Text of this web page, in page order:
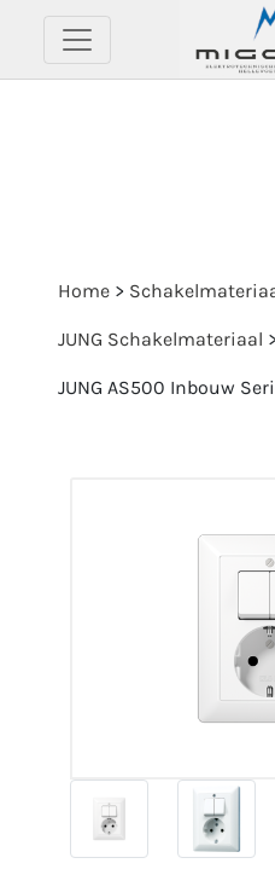
Home >
JUNG Schakelmateriaal >
JUNG AS500 Inbouw